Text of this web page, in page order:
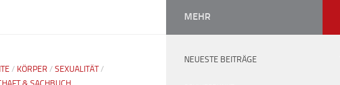
/ KÖRPER / SEXUALITÄT/
MEHR
NEUESTE BEITRÄGE